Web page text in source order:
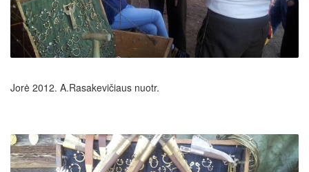
Jorė 2012. A.Rasakevičiaus nuotr.